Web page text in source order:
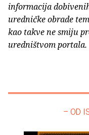
informacija
uredničke obrade
kao takve ne smiju
uredništvom portala.
– OD